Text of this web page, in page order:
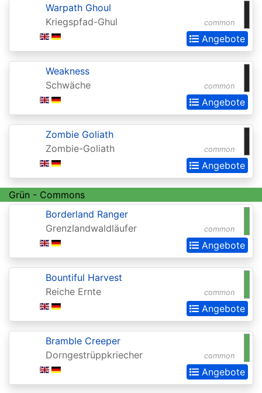
Coldsnap
Coldsnap:
Theme
Commander
Commander
2013
Commander
Commander
2015
Commander
Commander
Commander
2018
common
Warpath Ghoul
Kriegspfad-Ghul
Angebote
common
Weakness
Schwäche
Angebote
common
Zombie Goliath
Zombie-Goliath
Angebote
Grün - Commons
common
Borderland Ranger
Grenzlandwaldläufer
Angebote
common
Bountiful Harvest
Reiche Ernte
Angebote
common
Bramble Creeper
Dorngestrüppkriecher
Angebote